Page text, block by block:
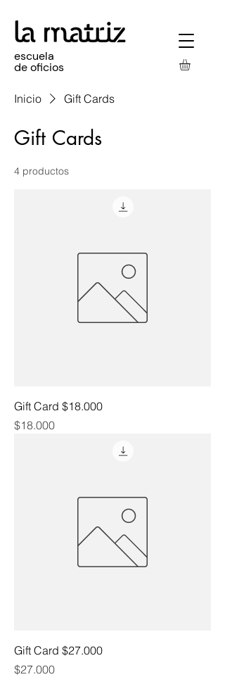
escuela
de oficios
Inicio Gift Cards
Gift Cards
4 productos
Gift Card $18.000
Precio
$18.000
Gift Card $27.000
Precio
$27.000